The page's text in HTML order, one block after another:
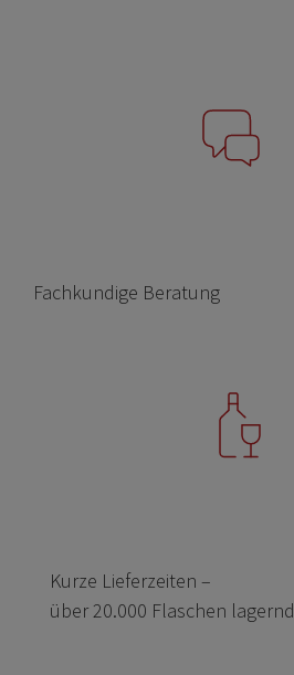
Fachkundige Beratung
Kurze Lieferzeiten –
über 20.000 Flaschen lagernd